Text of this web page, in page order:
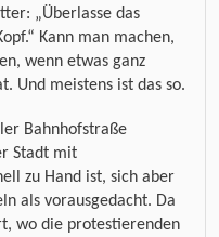
„Überlasse das
Kann man machen,
wenn etwas ganz
Und meistens ist das so.
Bahnhofstraße
Stadt mit
zu Hand ist, sich aber
als vorausgedacht. Da
wo die protestierenden